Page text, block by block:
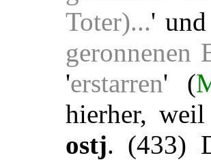
Toter)...' und
geronnenen
'erstarren' (
hierher,
ostj. (433)